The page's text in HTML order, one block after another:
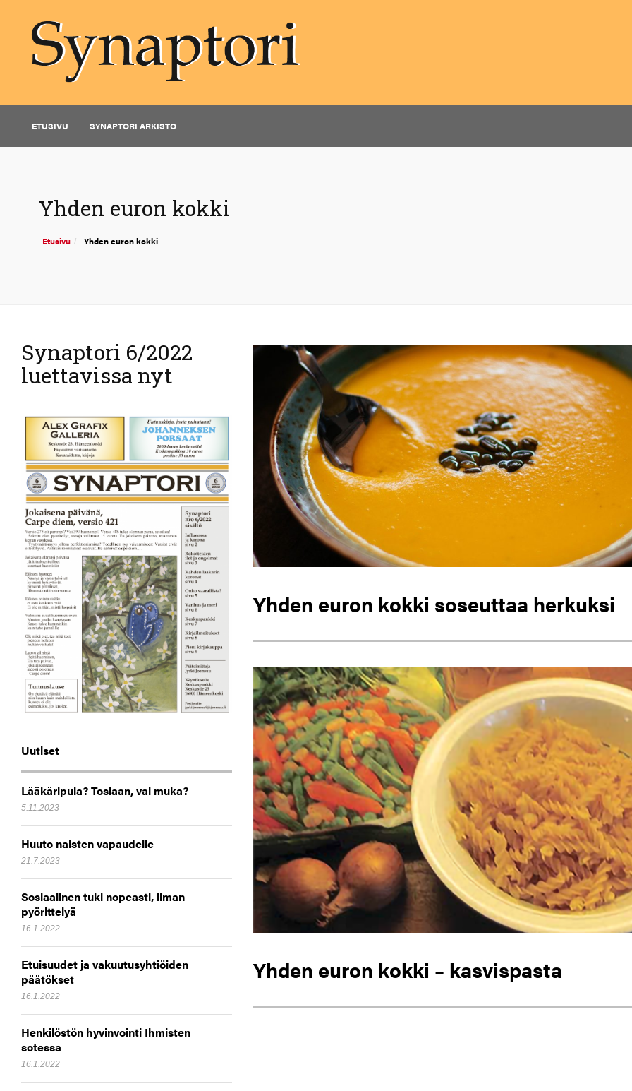
ETUSIVU SYNAPTORI ARKISTO
Yhden euron kokki
Etusivu Yhden euron kokki
Yhden euron kokki soseuttaa herkuksi
Yhden euron kokki – kasvispasta
Synaptori 6/2022
luettavissa nyt
Uutiset
Lääkäripula? Tosiaan, vai muka?
5.11.2023
Huuto naisten vapaudelle
21.7.2023
Sosiaalinen tuki nopeasti, ilman
pyörittelyä
16.1.2022
Etuisuudet ja vakuutusyhtiöiden
päätökset
16.1.2022
Henkilöstön hyvinvointi Ihmisten
sotessa
16.1.2022